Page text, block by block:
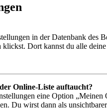
in der Datenbank des
Dort kannst du alle
Online-Liste auftaucht?
eine Option
Du wirst dann als